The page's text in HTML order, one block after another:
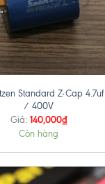
Standard Z-Cap 4.7uf
/ 400V
Giá: 140,000₫
Còn hàng